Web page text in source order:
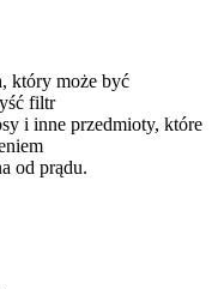
który może być
filtr
i inne przedmioty, które
od prądu.